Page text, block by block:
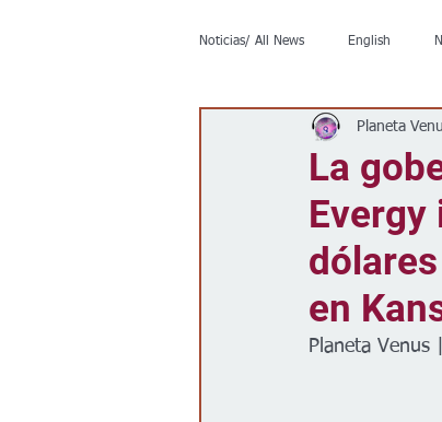
Noticias/ All News English
Inmigración Crimen
Clima
Espectáculos
La
en
Planeta
Planeta